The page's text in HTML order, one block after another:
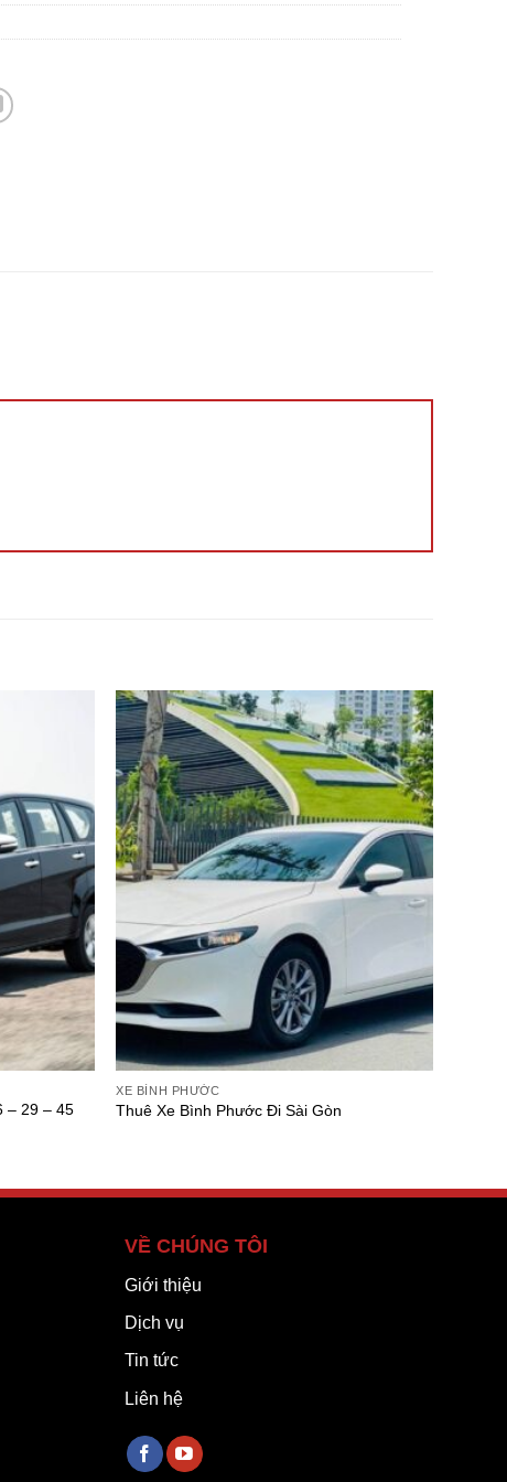
– 29 – 45
XE BÌNH PHƯỚC
Thuê Xe Bình Phước Đi Sài Gòn
VỀ CHÚNG TÔI
Giới thiệu
Dịch vụ
Tin tức
Liên hệ